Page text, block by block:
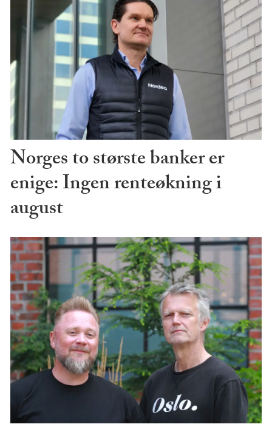
Norges to største banker er
enige: Ingen renteøkning i
august